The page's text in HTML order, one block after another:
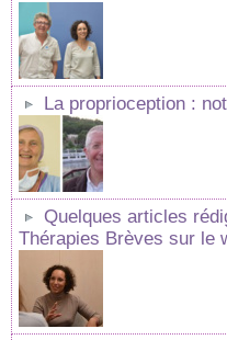
La proprioception :
Quelques articles
Thérapies Brèves sur le